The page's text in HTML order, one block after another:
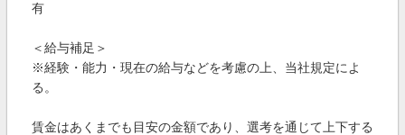
有
＜給与補足＞
※経験・能力・現在の給与などを考慮の上、当社規定によ
る。
賃金はあくまでも目安の金額であり、選考を通じて上下する